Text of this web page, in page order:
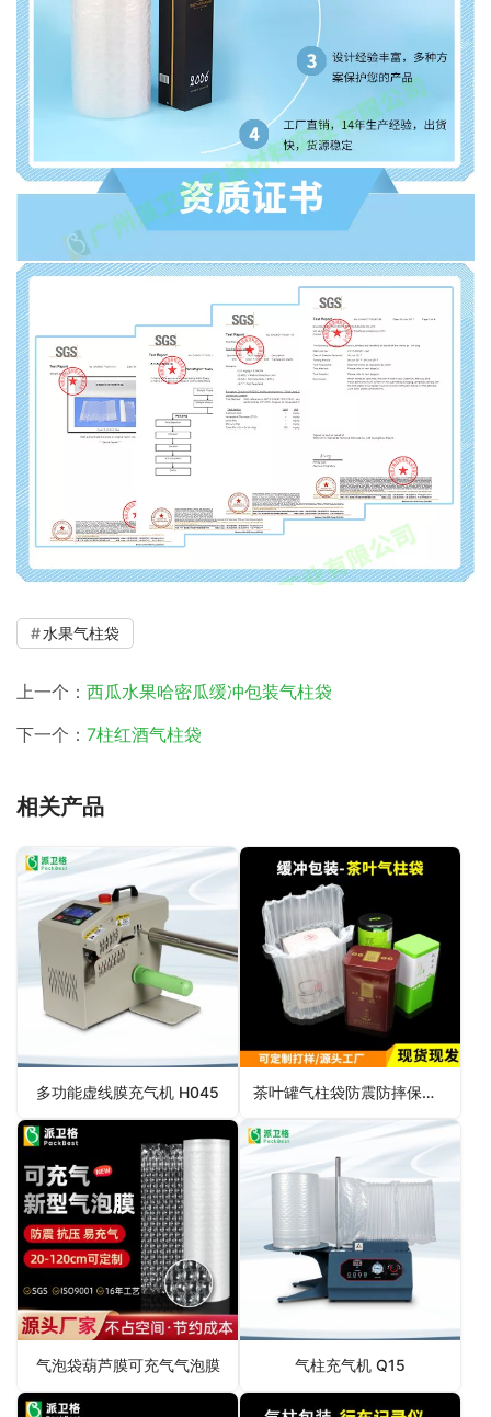
水果气柱袋
上一个： 西瓜水果哈密瓜缓冲包装气柱袋
下一个： 7柱红酒气柱袋
相关产品
多功能虚线膜充气机 H045 茶叶罐气柱袋防震防摔保护气囊
气泡袋葫芦膜可充气气泡膜 气柱充气机 Q15